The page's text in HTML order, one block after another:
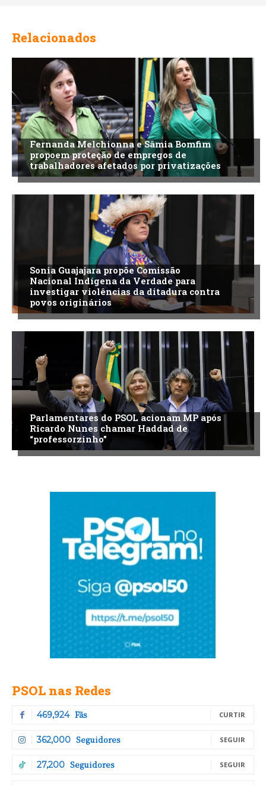
Relacionados
Fernanda Melchionna e Sâmia Bomfim
propoem proteção de empregos de
trabalhadores afetados por privatizações
Sonia Guajajara propõe Comissão
Nacional Indígena da Verdade para
investigar violências da ditadura contra
povos originários
Parlamentares do PSOL acionam MP após
Ricardo Nunes chamar Haddad de
“professorzinho”
PSOL nas Redes
469,924 Fãs CURTIR
362,000 Seguidores SEGUIR
27,200 Seguidores SEGUIR